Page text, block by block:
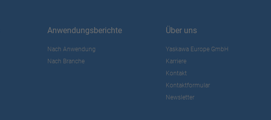
Anwendungsberichte
Nach Anwendung
Nach Branche
Über uns
Yaskawa Europe GmbH
Karriere
Kontakt
Kontaktformular
Newsletter